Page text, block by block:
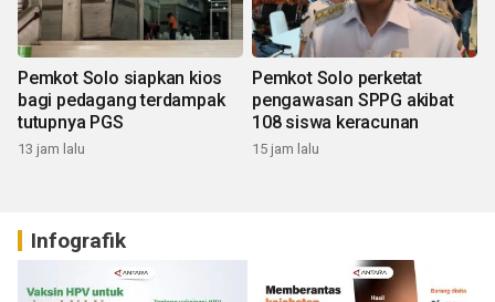
Pemkot Solo siapkan kios
bagi pedagang terdampak
tutupnya PGS
13 jam lalu
Pemkot Solo perketat
pengawasan SPPG akibat
108 siswa keracunan
15 jam lalu
Infografik